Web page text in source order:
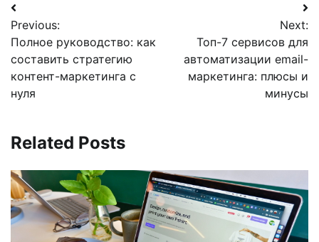
Навигация
по
записям
Previous:
Полное руководство: как
составить стратегию
контент-маркетинга с
нуля
Next:
Топ-7 сервисов для
автоматизации email-
маркетинга: плюсы и
минусы
Related Posts